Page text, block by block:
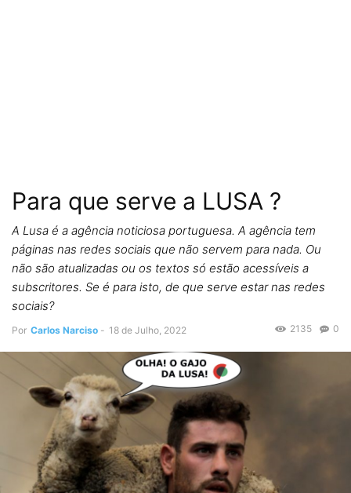
Para que serve a LUSA ?
A Lusa é a agência noticiosa portuguesa. A agência tem
páginas nas redes sociais que não servem para nada. Ou
não são atualizadas ou os textos só estão acessíveis a
subscritores. Se é para isto, de que serve estar nas redes
sociais?
Por Carlos Narciso - 18 de Julho, 2022 0
2135